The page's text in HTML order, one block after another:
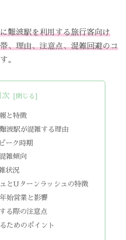
難波駅を利用する旅行客向け
、理由、注意点、混雑回避のコ
。
次
と特徴
波駅が混雑する理由
ーク時期
雑傾向
状況
とUターンラッシュの特徴
始営業と影響
る際の注意点
ためのポイント